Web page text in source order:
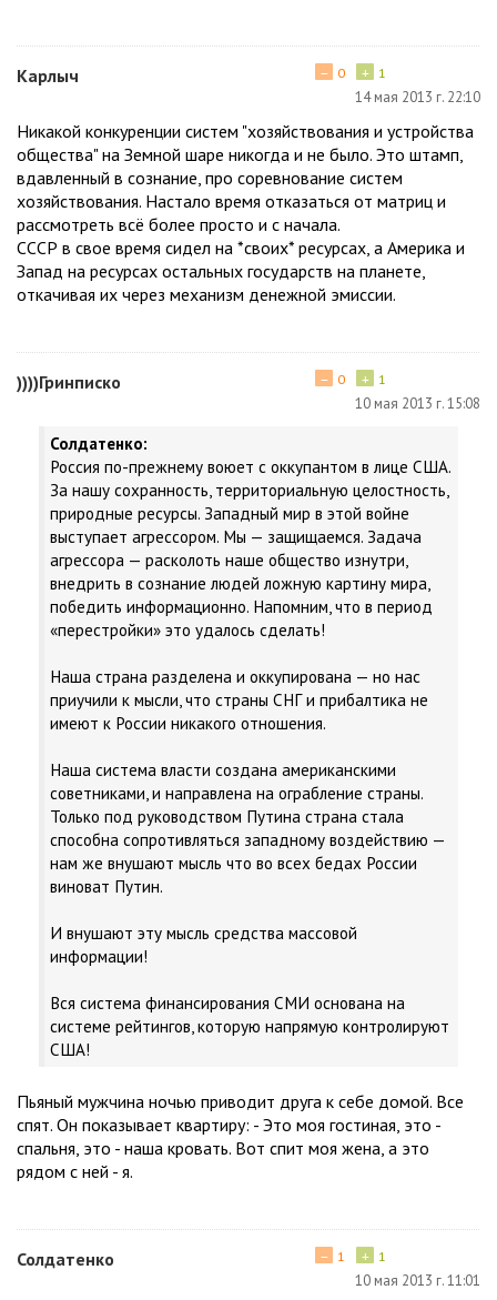
Карлыч + 1
− 0
14 мая 2013 г. 22:10
Никакой конкуренции систем "хозяйствования и устройства
общества" на Земной шаре никогда и не было. Это штамп,
вдавленный в сознание, про соревнование систем
хозяйствования. Настало время отказаться от матриц и
рассмотреть всё более просто и с начала.
СССР в свое время сидел на *своих* ресурсах, а Америка и
Запад на ресурсах остальных государств на планете,
откачивая их через механизм денежной эмиссии.
))))Гринписко + 1
− 0
10 мая 2013 г. 15:08
Солдатенко:
Россия по-прежнему воюет с оккупантом в лице США.
За нашу сохранность, территориальную целостность,
природные ресурсы. Западный мир в этой войне
выступает агрессором. Мы — защищаемся. Задача
агрессора — расколоть наше общество изнутри,
внедрить в сознание людей ложную картину мира,
победить информационно. Напомним, что в период
«перестройки» это удалось сделать!
Наша страна разделена и оккупирована — но нас
приучили к мысли, что страны СНГ и прибалтика не
имеют к России никакого отношения.
Наша система власти создана американскими
советниками, и направлена на ограбление страны.
Только под руководством Путина страна стала
способна сопротивляться западному воздействию —
нам же внушают мысль что во всех бедах России
виноват Путин.
И внушают эту мысль средства массовой
информации!
Вся система финансирования СМИ основана на
системе рейтингов, которую напрямую контролируют
США!
Пьяный мужчина ночью приводит друга к себе домой. Все
спят. Он показывает квартиру: - Это моя гостиная, это -
спальня, это - наша кровать. Вот спит моя жена, а это
рядом с ней - я.
Солдатенко + 1
− 1
10 мая 2013 г. 11:01